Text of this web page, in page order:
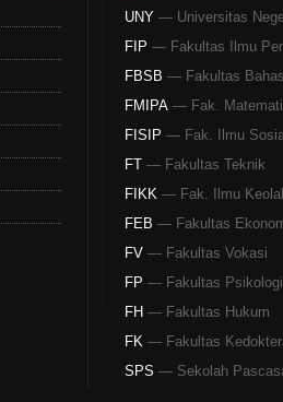
UNY — Universitas
FIP — Fakultas Ilmu
FBSB — Fakultas
FMIPA — Fak.
FISIP — Fak. Ilmu
FT — Fakultas Teknik
FIKK — Fak. Ilmu
FEB — Fakultas
FV — Fakultas Vokasi
FP — Fakultas Psikologi
FH — Fakultas Hukum
FK — Fakultas
SPS — Sekolah